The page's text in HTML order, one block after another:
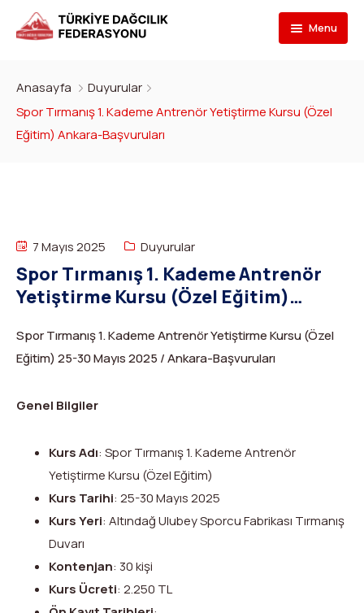
Menu
İletişim
Tarihçe
Yönetim Kurulu
İdari Personel
İl Temsilcileri
Dağ Evi
Kurullar
Federasyon Logosu
Branşlar
Dağcılık
Dağ Kayağı
Buz Tırmanışı
Kanyoning
Yüksek Dağ Koşusu
Kulüpler
Kulüp Eğitim Başvuruları ve Uygulama Adımları
Formlar
İlanlar
Türkiye ‘nin Dağları
Tırmanış Raporları
Anti-Doping
Mevzuat
Harç ve Katılım Payları
Yayınlar
Rotalar
Arşivler
Görevli Başvurusu
TDF Yayın/Kitap Başvurusu
Kimlik Başvurusu
DYS Şifre
DYS İlk Giriş ve Şifre (Kulüp)
DYS İlk Giriş ve Şifre (Sporcu, Antrenör, Hakem vb.)
DYS Şifre Başvuru Formu (Sadece Kulüp Yetkilileri)
Anasayfa
Duyurular
Spor Tırmanış 1. Kademe Antrenör Yetiştirme Kursu (Özel
Eğitim) Ankara-Başvuruları
7 Mayıs 2025 Duyurular
Spor Tırmanış 1. Kademe Antrenör
Yetiştirme Kursu (Özel Eğitim)
Spor Tırmanış 1. Kademe Antrenör Yetiştirme Kursu (Özel
Eğitim) 25-30 Mayıs 2025 / Ankara-Başvuruları
Genel Bilgiler
Kurs Adı: Spor Tırmanış 1. Kademe Antrenör
Yetiştirme Kursu (Özel Eğitim)
Kurs Tarihi: 25-30 Mayıs 2025
Kurs Yeri: Altındağ Ulubey Sporcu Fabrikası Tırmanış
Duvarı
Kontenjan: 30 kişi
Kurs Ücreti: 2.250 TL